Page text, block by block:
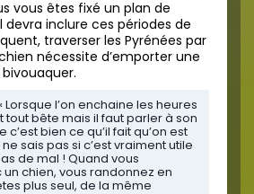
vous êtes fixé un plan de
inclure ces périodes de
traverser les Pyrénées par
nécessite d’emporter une
Lorsque l’on enchaine les heures
tout bête mais il faut parler à son
c’est bien ce qu’il fait qu’on est
sais pas si c’est vraiment utile
de mal ! Quand vous
chien, vous randonnez en
plus seul, de la même